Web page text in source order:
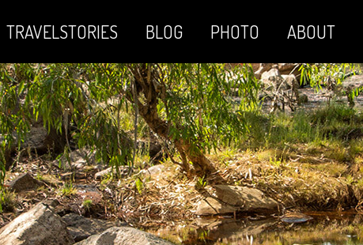
TRAVELSTORIES BLOG PHOTO ABOUT